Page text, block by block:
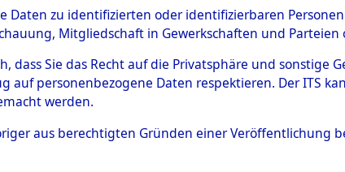
Daten über
unbekannte Todesopfer
und deren
Daten zu identifizierten oder identifizierbaren
Mitgliedschaft in Gewerkschaften und
dass Sie das Recht auf die Privatsphäre und sonstige
auf personenbezogene Daten respektieren. Der ITS
werden.
aus berechtigten Gründen einer Veröffentlichung